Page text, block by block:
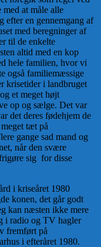
med at måle alle
efter en gennemgang af
med beregninger af
til de enkelte
altid med en kop
hele familien, hvor vi
også familiemæssige
krisetider i landbruget
et meget højt
op og sælge. Det var
det deres fødehjem de
tæt på
gange sad mand og
når den svære
sig for disse
i kriseåret 1980
konen, det går godt
kan næsten ikke mere
i radio og TV hagler
fremført på
i efteråret 1980.